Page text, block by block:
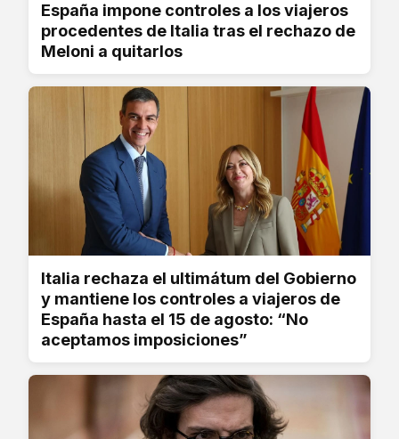
España impone controles a los viajeros
procedentes de Italia tras el rechazo de
Meloni a quitarlos
Italia rechaza el ultimátum del Gobierno
y mantiene los controles a viajeros de
España hasta el 15 de agosto: “No
aceptamos imposiciones”